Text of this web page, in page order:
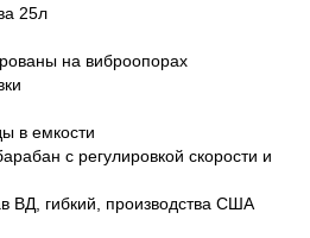
25л
на виброопорах
в емкости
с регулировкой скорости и
ВД, гибкий, производства США